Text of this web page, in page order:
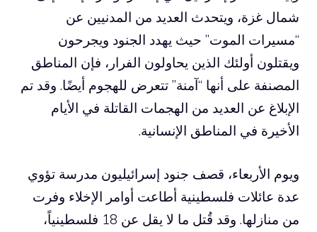
شمال غزة، ويتحدث العديد من المدنيين عن
“مسيرات الموت” حيث يهدد الجنود ويجرحون
ويقتلون أولئك الذين يحاولون الفرار، فإن المناطق
المصنفة على أنها “آمنة” تتعرض للهجوم أيضًا. وقد تم
الإبلاغ عن العديد من الهجمات القاتلة في الأيام
الأخيرة في المناطق الإنسانية.
ويوم الأربعاء، قصف جنود إسرائيليون مدرسة تؤوي
عدة عائلات فلسطينية أطاعت أوامر الإخلاء وفرت
من منازلها. وقد قُتل ما لا يقل عن 18 فلسطينياً،